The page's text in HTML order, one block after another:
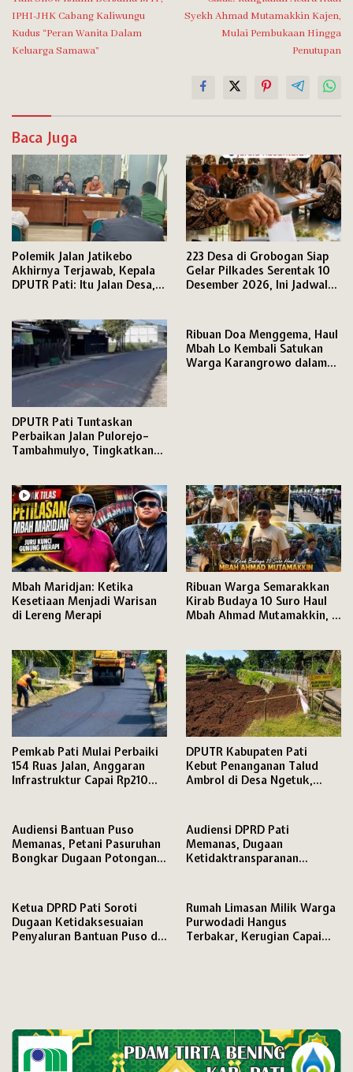
pos
IPHI-JHK Cabang Kaliwungu
Kudus “Peran Wanita Dalam
Keluarga Samawa”
Syekh Ahmad Mutamakkin Kajen,
Mulai Pembukaan Hingga
Penutupan
Baca Juga
Polemik Jalan Jatikebo
Akhirnya Terjawab, Kepala
DPUTR Pati: Itu Jalan Desa,
223 Desa di Grobogan Siap
Gelar Pilkades Serentak 10
Desember 2026, Ini Jadwal
DPUTR Pati Tuntaskan
Perbaikan Jalan Pulorejo–
Tambahmulyo, Tingkatkan
Ribuan Doa Menggema, Haul
Mbah Lo Kembali Satukan
Warga Karangrowo dalam
Mbah Maridjan: Ketika
Kesetiaan Menjadi Warisan
di Lereng Merapi
Ribuan Warga Semarakkan
Kirab Budaya 10 Suro Haul
Mbah Ahmad Mutamakkin, 13
Pemkab Pati Mulai Perbaiki
154 Ruas Jalan, Anggaran
Infrastruktur Capai Rp210
DPUTR Kabupaten Pati
Kebut Penanganan Talud
Ambrol di Desa Ngetuk,
Audiensi Bantuan Puso
Memanas, Petani Pasuruhan
Bongkar Dugaan Potongan
Audiensi DPRD Pati
Memanas, Dugaan
Ketidaktransparanan
Ketua DPRD Pati Soroti
Dugaan Ketidaksesuaian
Penyaluran Bantuan Puso di
Rumah Limasan Milik Warga
Purwodadi Hangus
Terbakar, Kerugian Capai